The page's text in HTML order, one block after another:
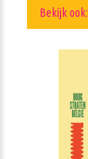
Bekijk ook: